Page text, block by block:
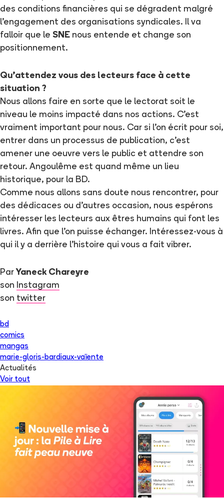
des conditions financières qui se dégradent malgré
l’engagement des organisations syndicales. Il va
falloir que le SNE nous entende et change son
positionnement.
Qu'attendez vous des lecteurs face à cette
situation ?
Nous allons faire en sorte que le lectorat soit le
niveau le moins impacté dans nos actions. C’est
vraiment important pour nous. Car si l’on écrit pour soi,
entrer dans un processus de publication, c’est
amener une oeuvre vers le public et attendre son
retour. Angoulême est quand même un lieu
historique, pour la BD.
Comme nous allons sans doute nous rencontrer, pour
des dédicaces ou d’autres occasion, nous espérons
intéresser les lecteurs aux êtres humains qui font les
livres. Afin que l’on puisse échanger. Intéressez-vous à
qui il y a derrière l’histoire qui vous a fait vibrer.
Par Yaneck Chareyre
son Instagram
son twitter
bd
comics
mangas
marie-gloris-bardiaux-vaïente
Actualités
Voir tout